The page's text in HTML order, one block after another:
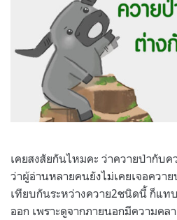
เคยสงสัยกันไหมคะ ว่าควายป่ากับค
ว่าผู้อ่านหลายคนยังไม่เคยเจอควา
เทียบกันระหว่างควาย2ชนิดนี้ ก็แท
ออก เพราะดูจากภายนอกมีความคล